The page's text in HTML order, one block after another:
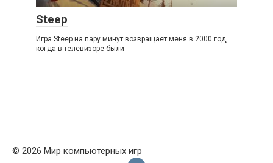
Steep
Игра Steep на пару минут возвращает меня в 2000 год,
когда в телевизоре были
© 2026 Мир компьютерных игр